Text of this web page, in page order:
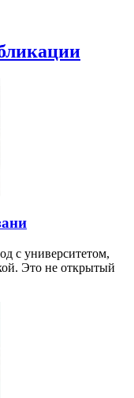
с университетом,
Это не открытый